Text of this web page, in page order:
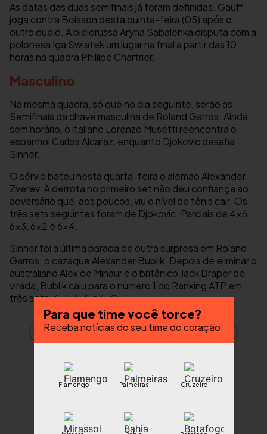
As datas das duas semifinais já foram definidas. Gauff
joga contra Boisson desta quinta-feira (05) após o
outro duelo. A bielorussa Aryna Sabalenka disputa com a
polonesa Iga Swiatek um lugar na final a partir das 10
horas na quadra Phillipe Chartrier.
Masculino
Na mesma quadra, só que no dia seguinte, serão as
Semifinais da chave masculina de Roland Garros. Ainda
sem horário, o italiano Lorenzo Musetti reencontra o
espanhol Carlos Alcaraz, enquanto Djokovic desafia
Sinner.
O sérvio bateu nesta quarta-feira o alemão Alexander
Zverev. A derrota no primeiro set não deu confiança ao
adversário que, aos poucos, viu o nível de tênis cair. Os
três sets seguintes foram de Djokovic. Parciais de 4×6,
6×3, 6×2 e 6×4.
Sinner foi a última parada de outra surpresa em Roland
Garros: o cazaque Alexander Bublik. Depois de eliminar o
australiano Alex de Minaur e o britânico Jack Draper de
virada, Bublik caiu para o número 1 do Ranking ATP em
três sets. 6×1, 7×5 e 6×0.
Para que time você torce?
Receba notícias do seu time do coração
Flamengo Palmeiras Cruzeiro